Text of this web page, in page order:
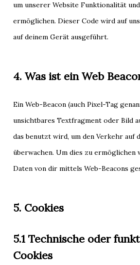
um unserer Website Funktionalität
ermöglichen. Dieser Code wird auf
auf deinem Gerät ausgeführt.
4. Was ist ein Web
Ein Web-Beacon (auch Pixel-Tag
unsichtbares Textfragment oder Bild
das benutzt wird, um den Verkehr auf
überwachen. Um dies zu ermöglichen
Daten von dir mittels Web-Beacons
5. Cookies
5.1 Technische oder
Cookies